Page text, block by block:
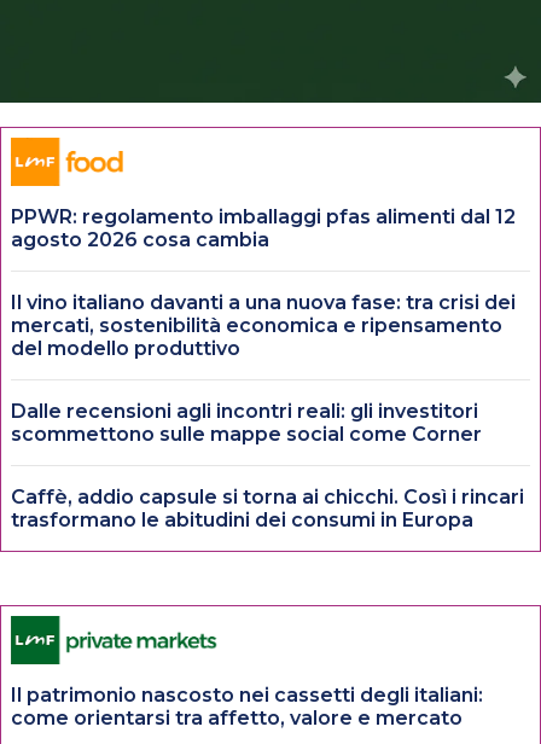
PPWR: regolamento imballaggi pfas alimenti dal 12
agosto 2026 cosa cambia
Il vino italiano davanti a una nuova fase: tra crisi dei
mercati, sostenibilità economica e ripensamento
del modello produttivo
Dalle recensioni agli incontri reali: gli investitori
scommettono sulle mappe social come Corner
Caffè, addio capsule si torna ai chicchi. Così i rincari
trasformano le abitudini dei consumi in Europa
Il patrimonio nascosto nei cassetti degli italiani:
come orientarsi tra affetto, valore e mercato